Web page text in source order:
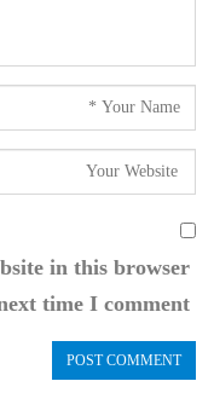
in this browser
time I comment.